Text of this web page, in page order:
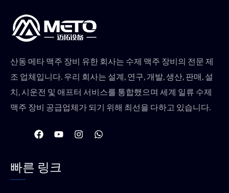
산동 메타 맥주 장비 유한 회사는 수제 맥주 장비의 전문 제
조 업체입니다. 우리 회사는 설계, 연구, 개발, 생산, 판매, 설
치, 시운전 및 애프터 서비스를 통합했으며 세계 일류 수제
맥주 장비 공급업체가 되기 위해 최선을 다하고 있습니다.
F
a
b
o
유
튜
인
스
W
h
빠른 링크